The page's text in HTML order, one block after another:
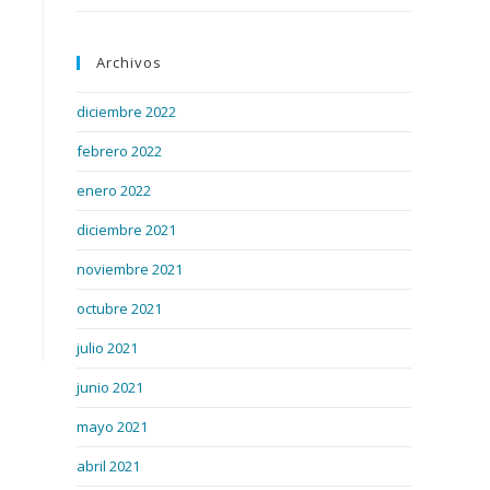
Archivos
diciembre 2022
febrero 2022
enero 2022
diciembre 2021
noviembre 2021
octubre 2021
julio 2021
junio 2021
mayo 2021
abril 2021